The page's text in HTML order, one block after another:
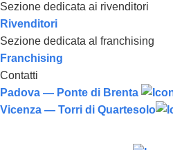
Sezione dedicata ai rivenditori
Rivenditori
Sezione dedicata al franchising
Franchising
Contatti
Padova — Ponte di Brenta
Vicenza — Torri di Quartesolo